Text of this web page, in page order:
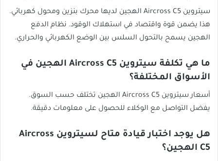
سيتروين Aircross C5 الهجين لديها محرك بنزين ومحول كهربائي.
هذا يضمن قوة واقتصاد في استهلاك الوقود. نظام الدفع
الهجين يسمح بالتحول السلس بين الوضع الكهربائي والحراري.
ما هي تكلفة سيتروين Aircross C5 الهجين في
الأسواق المختلفة؟
أسعار سيتروين Aircross C5 الهجين تختلف حسب السوق.
يفضل التواصل مع الوكلاء للحصول على معلومات دقيقة.
هل يوجد اختبار قيادة متاح لسيتروين Aircross
C5 الهجين؟